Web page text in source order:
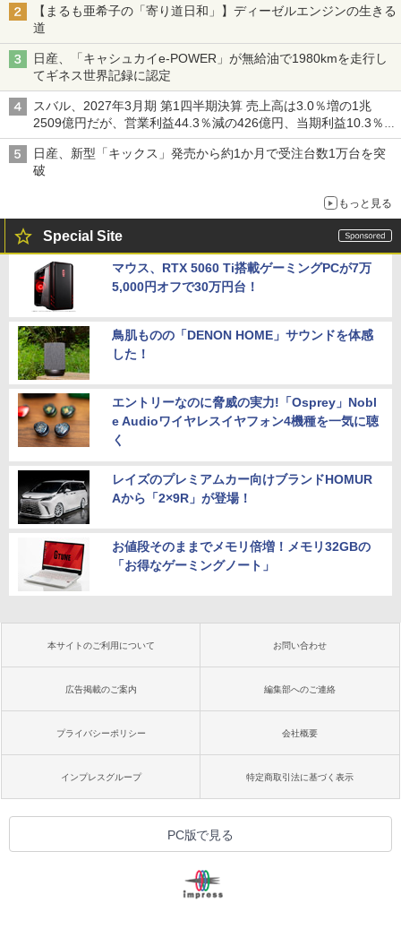
【まるも亜希子の「寄り道日和」】ディーゼルエンジンの生きる
道
日産、「キャシュカイe-POWER」が無給油で1980kmを走行し
てギネス世界記録に認定
スバル、2027年3月期 第1四半期決算 売上高は3.0％増の1兆
2509億円だが、営業利益44.3％減の426億円、当期利益10.3％減
の492億円で増収減益
日産、新型「キックス」発売から約1か月で受注台数1万台を突
破
もっと見る
Special Site
マウス、RTX 5060 Ti搭載ゲーミングPCが7万
5,000円オフで30万円台！
鳥肌ものの「DENON HOME」サウンドを体感
した！
エントリーなのに脅威の実力!「Osprey」Nobl
e Audioワイヤレスイヤフォン4機種を一気に聴
く
レイズのプレミアムカー向けブランドHOMUR
Aから「2×9R」が登場！
お値段そのままでメモリ倍増！メモリ32GBの
「お得なゲーミングノート」
本サイトのご利用について お問い合わせ
広告掲載のご案内 編集部へのご連絡
プライバシーポリシー 会社概要
インプレスグループ 特定商取引法に基づく表示
PC版で見る